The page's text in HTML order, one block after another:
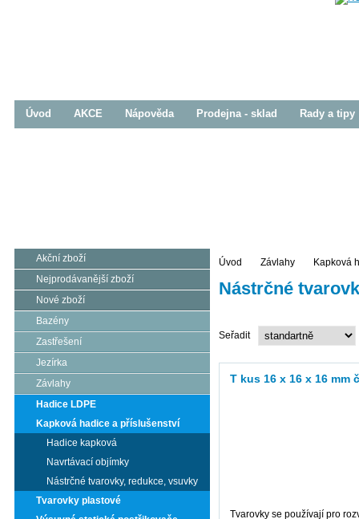
Úvod Závlahy Kapková
Nástrčné
Seřadit
T kus 16 x 16 x 16 mm
Tvarovky se používají pro
Akční zboží
Nejprodávanější zboží
Nové zboží
Bazény
Zastřešení
Jezírka
Závlahy
Hadice LDPE
Kapková hadice a příslušenství
Hadice kapková
Navrtávací objímky
Nástrčné tvarovky, redukce, vsuvky
Tvarovky plastové
Úvod AKCE Nápověda Prodejna - sklad Rady a tipy